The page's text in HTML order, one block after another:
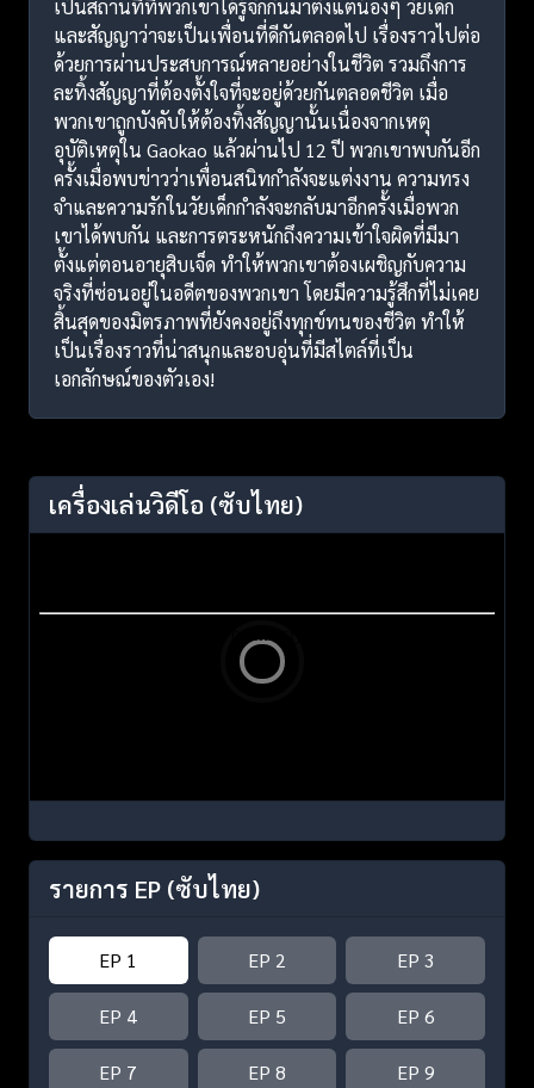
เป็นสถานที่ที่พวกเขาได้รู้จักกันมาตั้งแต่น้องๆ วัยเด็ก
และสัญญาว่าจะเป็นเพื่อนที่ดีกันตลอดไป เรื่องราวไปต่อ
ด้วยการผ่านประสบการณ์หลายอย่างในชีวิต รวมถึงการ
ละทิ้งสัญญาที่ต้องตั้งใจที่จะอยู่ด้วยกันตลอดชีวิต เมื่อ
พวกเขาถูกบังคับให้ต้องทิ้งสัญญานั้นเนื่องจากเหตุ
อุบัติเหตุใน Gaokao แล้วผ่านไป 12 ปี พวกเขาพบกันอีก
ครั้งเมื่อพบข่าวว่าเพื่อนสนิทกำลังจะแต่งงาน ความทรง
จำและความรักในวัยเด็กกำลังจะกลับมาอีกครั้งเมื่อพวก
เขาได้พบกัน และการตระหนักถึงความเข้าใจผิดที่มีมา
ตั้งแต่ตอนอายุสิบเจ็ด ทำให้พวกเขาต้องเผชิญกับความ
จริงที่ซ่อนอยู่ในอดีตของพวกเขา โดยมีความรู้สึกที่ไม่เคย
สิ้นสุดของมิตรภาพที่ยังคงอยู่ถึงทุกข์ทนของชีวิต ทำให้
เป็นเรื่องราวที่น่าสนุกและอบอุ่นที่มีสไตล์ที่เป็น
เอกลักษณ์ของตัวเอง!
เครื่องเล่นวิดีโอ (ซับไทย)
รายการ EP (ซับไทย)
EP 1 EP 2 EP 3
EP 4 EP 5 EP 6
EP 7 EP 8 EP 9